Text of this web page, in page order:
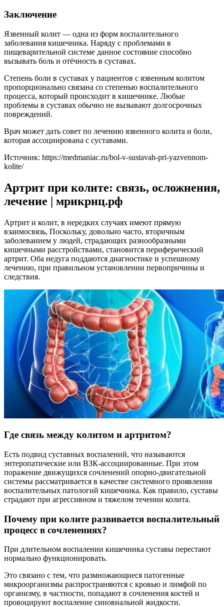
Заключение
Язвенный колит — одна из форм воспалительного
заболевания кишечника. Наряду с проблемами в
пищеварительной системе данное состояние способно
вызывать боль и отёчность в суставах.
Степень боли в суставах у пациентов с язвенным колитом
пропорционально связана со степенью воспалительного
процесса, который происходит в кишечнике. Любые
проблемы в суставах обычно не вызывают долгосрочных
повреждений.
Врач может дать совет по лечению язвенного колита и боли,
которая ассоциирована с суставами.
Источник: https://medmaniac.ru/bol-v-sustavah-pri-yazvennom-
kolite/
Артрит при колите: связь, осложнения,
лечение | мрикрнц.рф
Артрит и колит, в нередких случаях имеют прямую
взаимосвязь, Поскольку, довольно часто, вторичным
заболеванием у людей, страдающих разнообразными
кишечными расстройствами, становится периферический
артрит. Оба недуга поддаются диагностике и успешному
лечению, при правильном установлении первопричины и
следствия.
Где связь между колитом и артритом?
Есть подвид суставных воспалений, что называются
энтеропатические или ВЗК-ассоциированные. При этом
поражение движущихся сочленений опорно-двигательной
системы рассматривается в качестве системного проявления
воспалительных патологий кишечника. Как правило, суставы
страдают при агрессивном и тяжелом течении колита.
Почему при колите развивается воспалительный
процесс в сочленениях?
При длительном воспалении кишечника суставы перестают
нормально функционировать.
Это связано с тем, что размножающиеся патогенные
микроорганизмы распространяются с кровью и лимфой по
организму, в частности, попадают в сочленения костей и
провоцируют воспаление синовиальной жидкости.